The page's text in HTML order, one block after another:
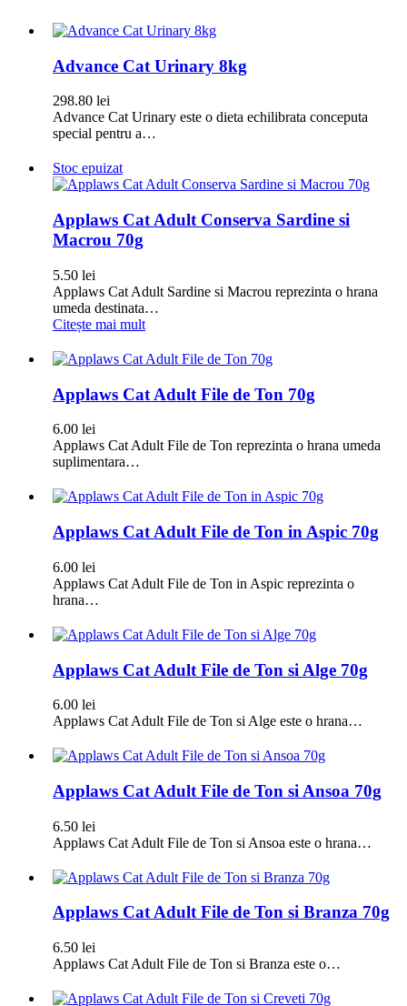
Advance Cat Urinary 8kg
298.80 lei
Advance Cat Urinary este o dieta echilibrata conceputa
special pentru a…
Stoc epuizat
Applaws Cat Adult Conserva Sardine si
Macrou 70g
5.50 lei
Applaws Cat Adult Sardine si Macrou reprezinta o hrana
umeda destinata…
Citește mai mult
Applaws Cat Adult File de Ton 70g
6.00 lei
Applaws Cat Adult File de Ton reprezinta o hrana umeda
suplimentara…
Applaws Cat Adult File de Ton in Aspic 70g
6.00 lei
Applaws Cat Adult File de Ton in Aspic reprezinta o
hrana…
Applaws Cat Adult File de Ton si Alge 70g
6.00 lei
Applaws Cat Adult File de Ton si Alge este o hrana…
Applaws Cat Adult File de Ton si Ansoa 70g
6.50 lei
Applaws Cat Adult File de Ton si Ansoa este o hrana…
Applaws Cat Adult File de Ton si Branza 70g
6.50 lei
Applaws Cat Adult File de Ton si Branza este o…